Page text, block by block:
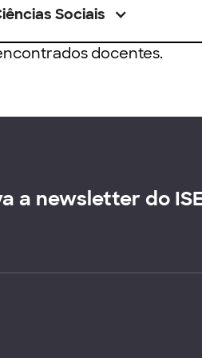
Sociais
docentes.
a newsletter do